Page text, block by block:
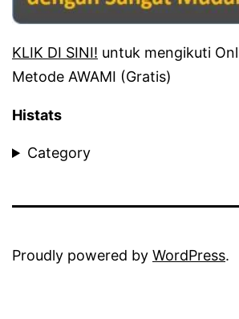
KLIK DI SINI! untuk mengikuti
Metode AWAMI (Gratis)
Histats
Category
Proudly powered by WordPress.